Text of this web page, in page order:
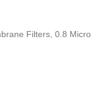
Filters, 0.8 Micro